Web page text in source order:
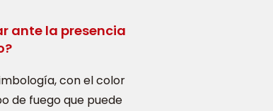
ante la presencia
con el color
de fuego que puede